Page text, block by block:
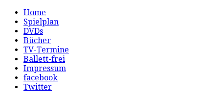
Home
Spielplan
DVDs
Bücher
TV-Termine
Ballett-frei
Impressum
facebook
Twitter